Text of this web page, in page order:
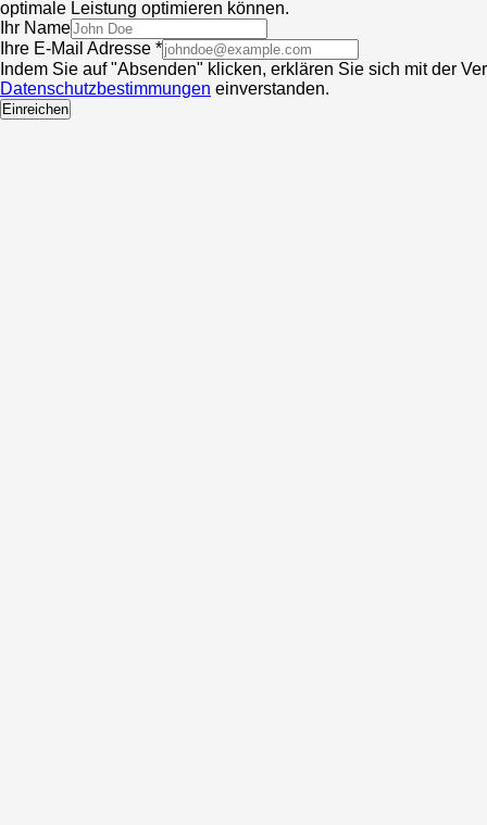
optimale Leistung optimieren können.
Ihr Name
Ihre E-Mail Adresse *
Indem Sie auf "Absenden" klicken, erklären Sie sich mit der
Datenschutzbestimmungen einverstanden.